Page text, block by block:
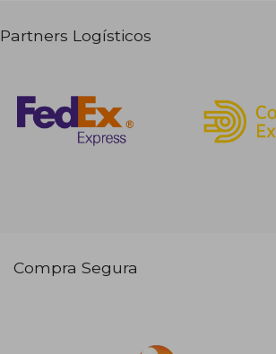
19,90 €
18,91 € dcto.
Partners Logísticos
Compra Segura